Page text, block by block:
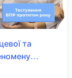
та